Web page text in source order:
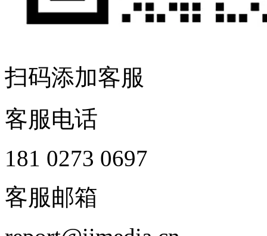
扫码添加客服
客服电话
181 0273 0697
客服邮箱